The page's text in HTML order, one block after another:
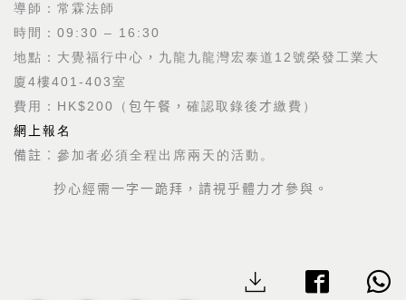
導師：常霖法師
時間： 09:30 – 16:30
地點：大覺福行中心 ， 九龍九龍灣宏泰道 12號榮發工業大
廈4樓401-403室
費用： HK$200 （ 包午餐， 確認取錄後 才繳費）
網上報名
備註︰ 參加者必須全程出席兩天的活動。
抄心經需一字一跪拜，請視乎體力才參與。